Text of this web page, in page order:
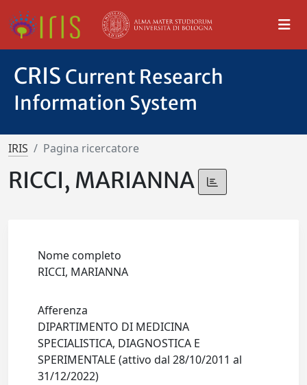
CRIS Current Research
Information System
IRIS Pagina ricercatore
RICCI, MARIANNA
Nome completo
RICCI, MARIANNA
Afferenza
DIPARTIMENTO DI MEDICINA
SPECIALISTICA, DIAGNOSTICA E
SPERIMENTALE (attivo dal 28/10/2011 al
31/12/2022)